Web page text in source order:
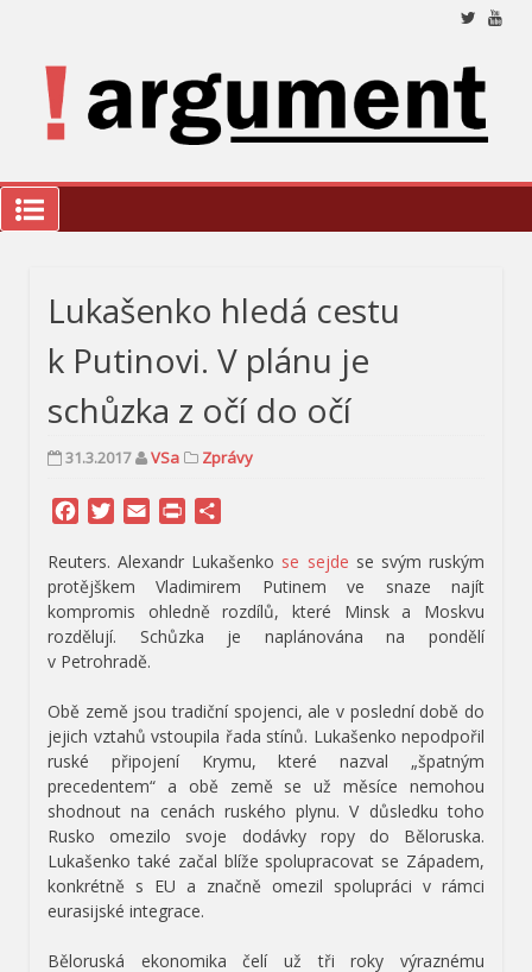
obsah
!Argument
Lukašenko hledá cestu
k Putinovi. V plánu je
schůzka z očí do očí
31.3.2017 VSa Zprávy
Facebook
Twitter
Email Print
Reuters. Alexandr Lukašenko se sejde se svým ruským
protějškem Vladimirem Putinem ve snaze najít
kompromis ohledně rozdílů, které Minsk a Moskvu
rozdělují. Schůzka je naplánována na pondělí
v Petrohradě.
Obě země jsou tradiční spojenci, ale v poslední době do
jejich vztahů vstoupila řada stínů. Lukašenko nepodpořil
ruské připojení Krymu, které nazval „špatným
precedentem“ a obě země se už měsíce nemohou
shodnout na cenách ruského plynu. V důsledku toho
Rusko omezilo svoje dodávky ropy do Běloruska.
Lukašenko také začal blíže spolupracovat se Západem,
konkrétně s EU a značně omezil spolupráci v rámci
eurasijské integrace.
Běloruská ekonomika čelí už tři roky výraznému